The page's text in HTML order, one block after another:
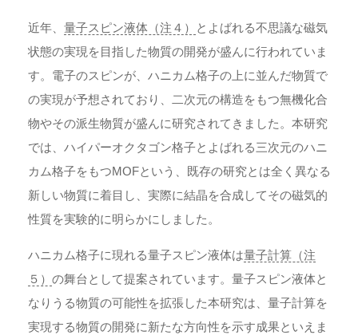
近年、 量子スピン液体（注４）
とよばれる不思議な磁気
状態の実現を目指した物質の開発が盛んに行われていま
す。電子のスピンが、ハニカム格子の上に並んだ物質で
の実現が予想されており、二次元の構造をもつ無機化合
物やその派生物質が盛んに研究されてきました。本研究
では、ハイパーオクタゴン格子とよばれる三次元のハニ
カム格子をもつMOFという、既存の研究とは全く異なる
新しい物質に着目し、実際に結晶を合成してその磁気的
性質を実験的に明らかにしました。
ハニカム格子に現れる量子スピン液体は量子計算（注
５） の舞台として提案されています。量子スピン液体と
なりうる物質の可能性を拡張した本研究は、量子計算を
実現する物質の開発に新たな方向性を示す成果といえま